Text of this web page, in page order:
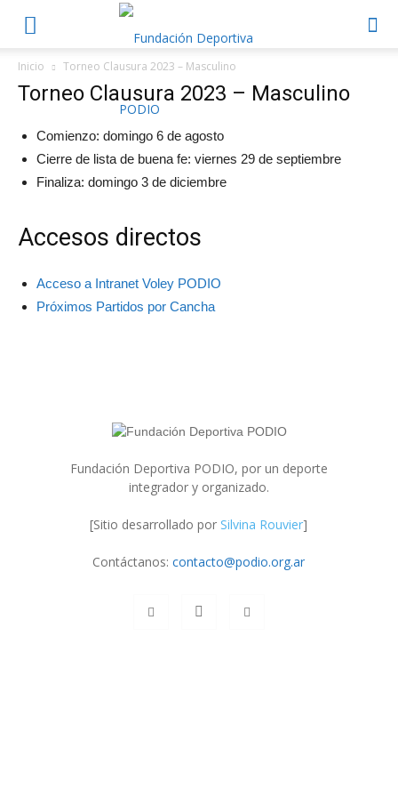
Inicio Torneo Clausura 2023 – Masculino
Torneo Clausura 2023 – Masculino
Comienzo: domingo 6 de agosto
Cierre de lista de buena fe: viernes 29 de septiembre
Finaliza: domingo 3 de diciembre
Accesos directos
Acceso a Intranet Voley PODIO
Próximos Partidos por Cancha
Fundación Deportiva PODIO, por un deporte
integrador y organizado.
[Sitio desarrollado por Silvina Rouvier]
Contáctanos:contacto@podio.org.ar